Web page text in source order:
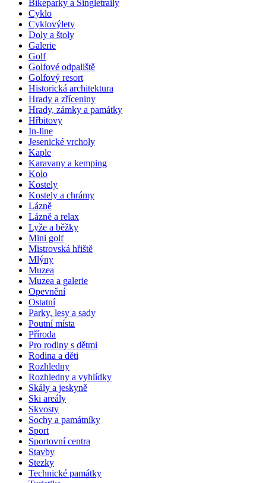
Bikeparky a Singletraily
Cyklo
Cyklovýlety
Doly a štoly
Galerie
Golf
Golfové odpaliště
Golfový resort
Historická architektura
Hrady a zříceniny
Hrady, zámky a památky
Hřbitovy
In-line
Jesenické vrcholy
Kaple
Karavany a kemping
Kolo
Kostely
Kostely a chrámy
Lázně
Lázně a relax
Lyže a běžky
Mini golf
Mistrovská hřiště
Mlýny
Muzea
Muzea a galerie
Opevnění
Ostatní
Parky, lesy a sady
Poutní místa
Příroda
Pro rodiny s dětmi
Rodina a děti
Rozhledny
Rozhledny a vyhlídky
Skály a jeskyně
Ski areály
Skvosty
Sochy a památníky
Sport
Sportovní centra
Stavby
Stezky
Technické památky